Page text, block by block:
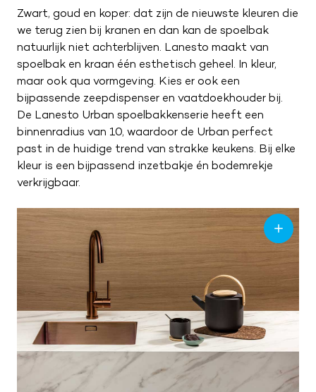
ZO
Gesloten
Zwart, goud en koper: dat zijn de nieuwste kleuren die
we terug zien bij kranen en dan kan de spoelbak
natuurlijk niet achterblijven. Lanesto maakt van
spoelbak en kraan één esthetisch geheel. In kleur,
maar ook qua vormgeving. Kies er ook een
bijpassende zeepdispenser en vaatdoekhouder bij.
De Lanesto Urban spoelbakkenserie heeft een
binnenradius van 10, waardoor de Urban perfect
past in de huidige trend van strakke keukens. Bij elke
kleur is een bijpassend inzetbakje én bodemrekje
verkrijgbaar.